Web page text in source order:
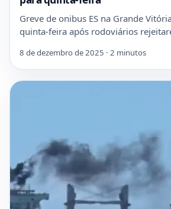
Greve de onibus ES na Grande
quinta-feira após rodoviários
8 de dezembro de 2025 · 2 minutos